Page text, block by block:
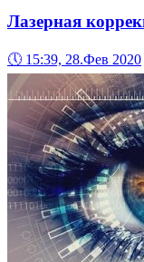
Лазерная
🕔 15:39, 28.Фев 2020